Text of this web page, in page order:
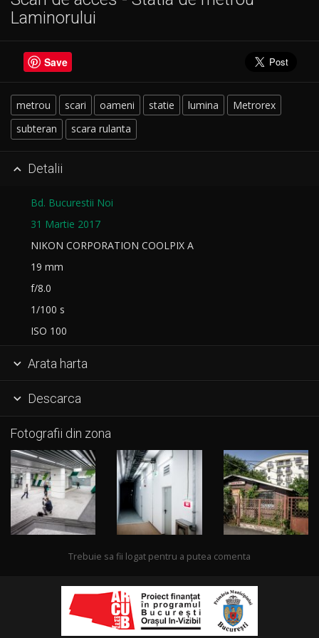
Laminorului
Save
metrou scari oameni statie lumina
Metrorex
subteran
scara rulanta
 Detalii
Bd. Bucurestii Noi
31 Martie 2017
NIKON CORPORATION COOLPIX A
19 mm
f/8.0
1/100 s
ISO 100
 Arata harta
 Descarca
Fotografii din zona
Trebuie sa fii logat pentru a putea comenta